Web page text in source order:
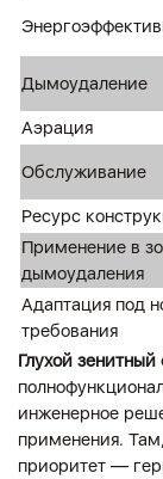
Дымоудаление
Аэрация
Обслуживание
Ресурс
Применение в
дымоудаления
Адаптация под
требования
Глухой зенитный
инженерное
применения.
приоритет —